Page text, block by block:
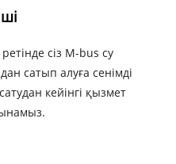
сіз M-bus су
сатып алуға сенімді
кейінгі қызмет